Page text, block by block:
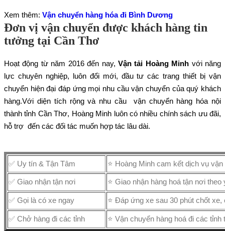
Xem thêm: Vận chuyển hàng hóa đi Bình Dương
Đơn vị vận chuyển được khách hàng tin
tưởng tại Cần Thơ
Hoạt động từ năm 2016 đến nay, Vận tải Hoàng Minh với năng
lực chuyên nghiệp, luôn đổi mới, đầu tư các trang thiết bị vận
chuyển hiện đại đáp ứng mọi nhu cầu vận chuyển của quý khách
hàng.Với diện tích rộng và nhu cầu vận chuyển hàng hóa nội
thành tỉnh Cần Thơ, Hoàng Minh luôn có nhiều chính sách ưu đãi,
hỗ trợ đến các đối tác muốn hợp tác lâu dài.
✅ Uy tín & Tận Tâm ⭐ Hoàng Minh cam kết dịch vụ
✅ Giao nhận tận nơi ⭐ Giao nhận hàng hoá tận nơi
✅ Gọi là có xe ngay ⭐ Đáp ứng xe sau 30 phút chốt
✅ Chở hàng đi các tỉnh ⭐ Vận chuyển hàng hoá đi các